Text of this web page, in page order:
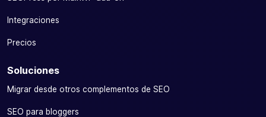
Integraciones
Precios
Soluciones
Migrar desde otros complementos de SEO
SEO para bloggers